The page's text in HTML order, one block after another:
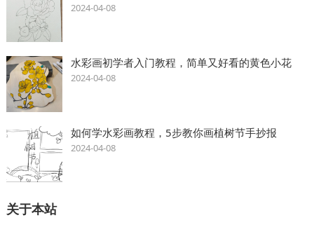
2024-04-08
水彩画初学者入门教程，简单又好看的黄色小花
2024-04-08
如何学水彩画教程，5步教你画植树节手抄报
2024-04-08
关于本站